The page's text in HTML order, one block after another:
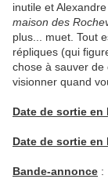
inutile et
maison des
plus... muet. Tout
répliques (qui
chose à sauver de
visionner quand
Date de sortie en
Date de sortie en
Bande-annonce :